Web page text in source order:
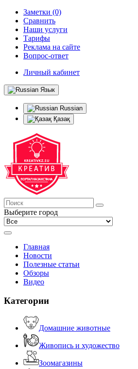
Заметки (0)
Сравнить
Наши услуги
Тарифы
Реклама на сайте
Вопрос-ответ
Личный кабинет
Язык
Russian
Қазақ
Выберите город
Главная
Новости
Полезные статьи
Обзоры
Видео
Категории
Домашние животные
Живопись и художество
Зоомагазины